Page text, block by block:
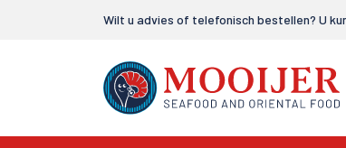
Wilt u advies of telefonisch bestellen? U